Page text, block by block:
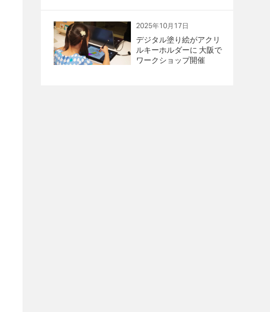
2025年10月17日
デジタル塗り絵がアクリ
ルキーホルダーに 大阪で
ワークショップ開催